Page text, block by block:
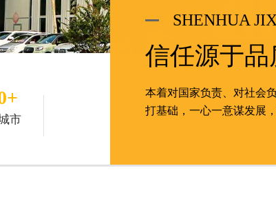
市
SHENHUA
信任源于
本着对国家负责、对社会
打基础，一心一意谋发展